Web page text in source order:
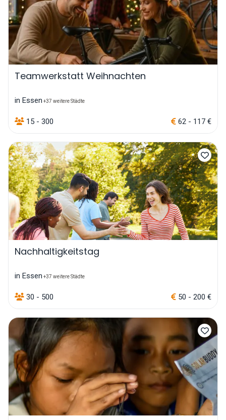
Teamwerkstatt Weihnachten
in Essen +37 weitere Städte
15 - 300 62 - 117 €
Nachhaltigkeitstag
in Essen +37 weitere Städte
30 - 500 50 - 200 €